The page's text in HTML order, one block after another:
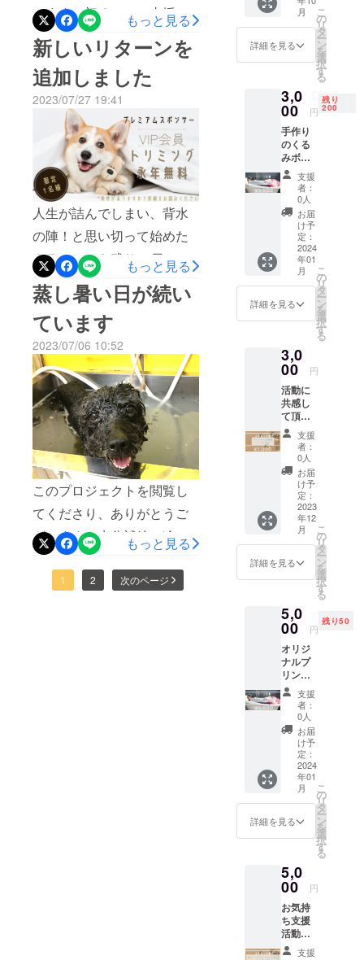
して還ってきたんだと思い
ます。私だって、人に頼ら
ずに自分の力でなんとかで
きる人生にしたかった。今
は「誰かに頼ったってい
い」と思えるようになった
し、その分、他の人たちに
も優しくなれていると思い
ます。クラファンをやって
みて少し世界が広がりまし
た。このファンディングが
達成できなくても開業に向
けて、牛歩ではありますが
出来ることからコツコツ進
んで行きます。ご支援をい
ただけたこと、これからの
励みになります!!このプロ
ジェクトはAll-or-Nothing方
式ですので、目標金額に達
成しない場合はキャンセル
となり返金されます。残り
時間迫ってきましたが、ブ
ザービーター支援も引き続
きお待ちしておりますU^ェ
います。初めてのご支援に
とても感動しております。
資金を集めることは容易な
ことではないと自負してお
りますが、こうして皆様に
見ていただき実際にご支援
してくださる方がいると思
うと、とても心強く感じて
います。これからの活動へ
の励みになりました。クラ
ウドファンディングととも
に、サロン開業へたゆまず
邁進していきたいと思いま
す！8月31日までの期間、引
き続き応援をよろしくお願
いいたします。
もっと見る
新しいリターンを
追加しました
2023/07/27 19:41
人生が詰んでしまい、背水
の陣！と思い切って始めた
クラファンも残り35日とな
りました。簡単にサクセス
できるとは思っていませ
ん。正直、一か八かでやっ
てみた支援プロジェクトで
した(投げやりという意味で
はなく、全力投球はしてい
るつもりです)。しかし実際
に始めてみたら、より具体
的にビションが見えてき
て、自分の気持ちが前向き
になれているので不思議な
ものですね。このプロジェ
クトがどのような結果でも
サロン開業への気持ちを持
もっと見る
蒸し暑い日が続い
ています
2023/07/06 10:52
このプロジェクトを閲覧し
てくださり、ありがとうご
ざいます！水分補給と冷房
と休憩をほどよく入れて暑
さを乗り越えましょう〜。
もっと見る
1 2 次のページ
(支援金
の多く
を開業
資金の
為に使
ます。)
プロ
ジェク
ト終了
後に感
謝の
メッ
セージ
をメー
ルにて
お送り
させて
頂きま
す。 あ
たたか
い応援
をよろ
す。
月
詳細を見る
こ
の
リ
タ
ー
ン
を
選
択
す
る
3,0
00 円
残り
200
手作り
のくる
みボタ
ン犬
チャー
ム をお
届けし
ます。
活動に
共感し
て頂
き、ご
支援い
ただけ
る方向
けのリ
になり
ます。
支援金
の多く
を開業
の為に
使用で
きま
す。 後
ろにゴ
ムが付
いてい
るの
で、お
散歩
バッグ
やリー
りとし
てお使
いいた
だけま
す。 全
て手作
りのた
め、表
情など
ひとつ
ひとつ
違いま
す。
プード
ル風・
シー
ズー
ど、犬
種カ
ラーラ
ンダム
です(お
選びい
ただけ
支援
者：
0人
お届
け予
定：
2024
年01
月
詳細を見る
こ
の
リ
タ
ー
ン
を
選
択
す
る
3,0
00 円
活動に
共感し
て頂
き、資
金面か
らご支
援いた
だける
方向け
のリ
ターン
になり
ます。
支援金
の多く
を開業
使用で
きま
す。 プ
ロジェ
クト終
了後に
ホーム
ページ
にご協
力者様
として
お名前
を記載
させて
いただ
きま
す。
ニック
ネーム
可。 HP
の開設
は2023
年10月
を予定
支援
者：
0人
お届
け予
定：
2023
年12
月
詳細を見る
こ
の
リ
タ
ー
ン
を
選
択
す
る
5,0
00 円
残り50
オリジ
ナルプ
リント
お散歩
トート
をお届
けしま
す。 オ
リジナ
ルロゴ
をプリ
ントし
たラン
チサイ
ズの
トート
をお届
けしま
す。 消
費税・
送料込
のお値
段で
支援
者：
0人
お届
け予
定：
2024
年01
月
詳細を見る
こ
の
リ
タ
ー
ン
を
選
択
す
る
5,0
00 円
お気持
ち支援
活動に
共感し
支援